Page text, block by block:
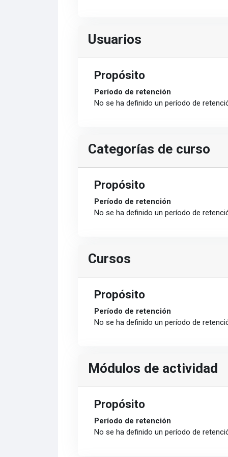
Usuarios
Propósito
Período de retención
No se ha definido un período de
Categorías de curso
Propósito
Período de retención
No se ha definido un período de
Cursos
Propósito
Período de retención
No se ha definido un período de
Módulos de actividad
Propósito
Período de retención
No se ha definido un período de